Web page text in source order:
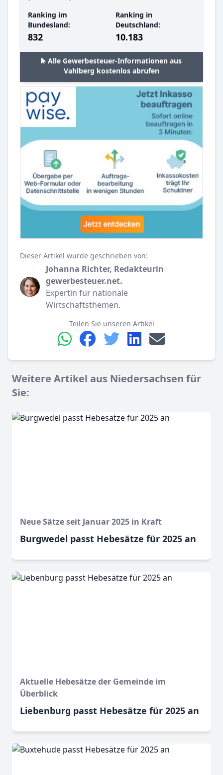
Ranking im
Bundesland:
832
Ranking in
Deutschland:
10.183
Alle Gewerbesteuer-Informationen aus
Vahlberg kostenlos abrufen
Dieser Artikel wurde geschrieben von:
Johanna Richter, Redakteurin
gewerbesteuer.net.
Expertin für nationale
Wirtschaftsthemen.
Teilen Sie unseren Artikel
Weitere Artikel aus Niedersachsen für
Sie:
Neue Sätze seit Januar 2025 in Kraft
Burgwedel passt Hebesätze für 2025 an
Aktuelle Hebesätze der Gemeinde im
Überblick
Liebenburg passt Hebesätze für 2025 an